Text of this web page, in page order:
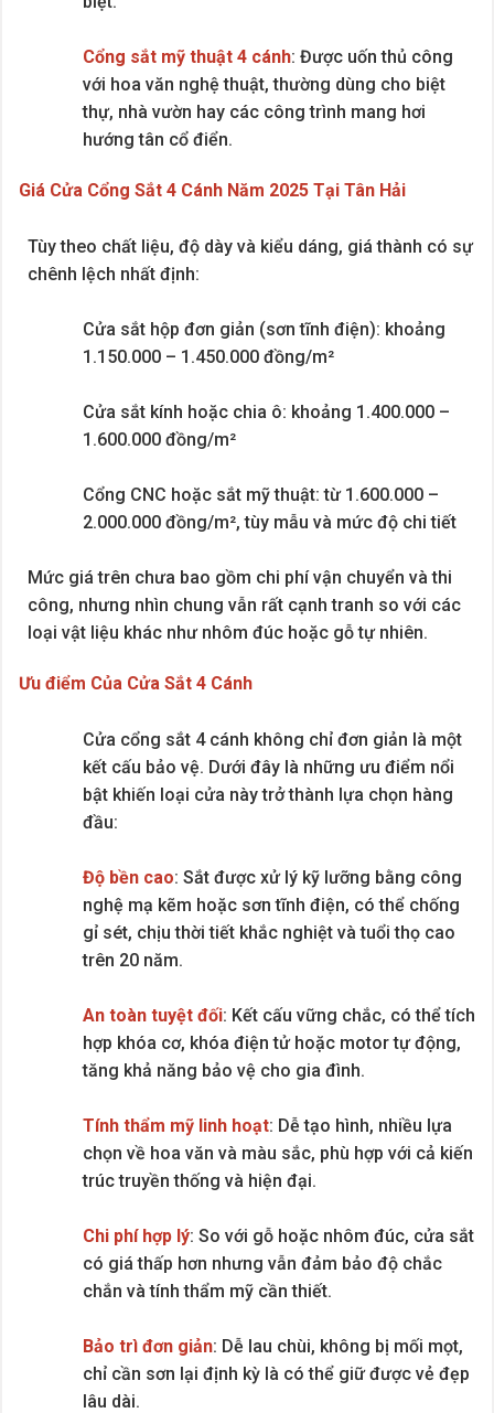
Cổng sắt mỹ thuật 4 cánh: Được uốn thủ công
với hoa văn nghệ thuật, thường dùng cho biệt
thự, nhà vườn hay các công trình mang hơi
hướng tân cổ điển.
Giá Cửa Cổng Sắt 4 Cánh Năm 2025 Tại Tân Hải
Tùy theo chất liệu, độ dày và kiểu dáng, giá thành có sự
chênh lệch nhất định:
Cửa sắt hộp đơn giản (sơn tĩnh điện): khoảng
1.150.000 – 1.450.000 đồng/m²
Cửa sắt kính hoặc chia ô: khoảng 1.400.000 –
1.600.000 đồng/m²
Cổng CNC hoặc sắt mỹ thuật: từ 1.600.000 –
2.000.000 đồng/m², tùy mẫu và mức độ chi tiết
Mức giá trên chưa bao gồm chi phí vận chuyển và thi
công, nhưng nhìn chung vẫn rất cạnh tranh so với các
loại vật liệu khác như nhôm đúc hoặc gỗ tự nhiên.
Ưu điểm Của Cửa Sắt 4 Cánh
Cửa cổng sắt 4 cánh không chỉ đơn giản là một
kết cấu bảo vệ. Dưới đây là những ưu điểm nổi
bật khiến loại cửa này trở thành lựa chọn hàng
đầu:
Độ bền cao: Sắt được xử lý kỹ lưỡng bằng công
nghệ mạ kẽm hoặc sơn tĩnh điện, có thể chống
gỉ sét, chịu thời tiết khắc nghiệt và tuổi thọ cao
trên 20 năm.
An toàn tuyệt đối: Kết cấu vững chắc, có thể tích
hợp khóa cơ, khóa điện tử hoặc motor tự động,
tăng khả năng bảo vệ cho gia đình.
Tính thẩm mỹ linh hoạt: Dễ tạo hình, nhiều lựa
chọn về hoa văn và màu sắc, phù hợp với cả kiến
trúc truyền thống và hiện đại.
Chi phí hợp lý: So với gỗ hoặc nhôm đúc, cửa sắt
có giá thấp hơn nhưng vẫn đảm bảo độ chắc
chắn và tính thẩm mỹ cần thiết.
Bảo trì đơn giản: Dễ lau chùi, không bị mối mọt,
chỉ cần sơn lại định kỳ là có thể giữ được vẻ đẹp
lâu dài.